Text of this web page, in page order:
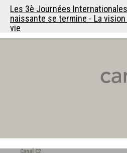
Les 3è Journées
naissante se termine - La
vie
Canal C2